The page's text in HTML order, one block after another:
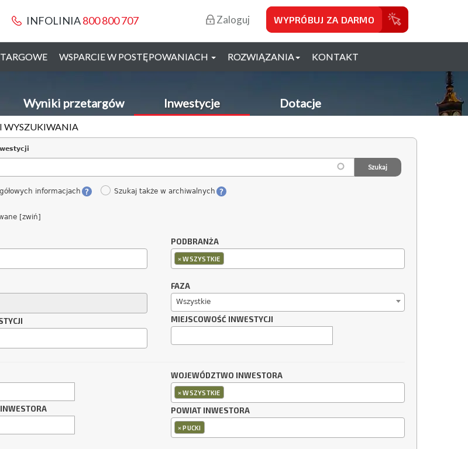
INFOLINIA800 800 707 Zaloguj WYPRÓBUJ ZA DARMO
WSPARCIE W POSTĘPOWANIACH ROZWIĄZANIA KONTAKT
Wyniki przetargów Inwestycje Dotacje
WYSZUKIWANIA
informacjach Szukaj także w archiwalnych
[zwiń]
PODBRANŻA
×WSZYSTKIE
FAZA
Wszystkie
MIEJSCOWOŚĆ INWESTYCJI
WOJEWÓDZTWO INWESTORA
×WSZYSTKIE
POWIAT INWESTORA
×PUCKI